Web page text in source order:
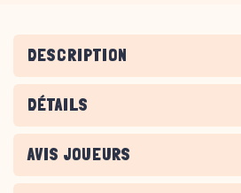
DESCRIPTION
DÉTAILS
AVIS JOUEURS